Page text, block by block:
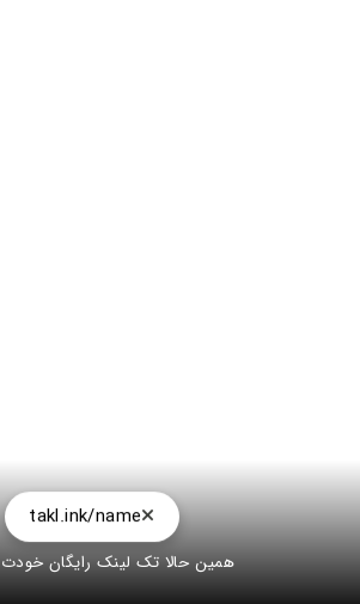
takl.ink/name
همین حالا تک لینک رایگان خودت